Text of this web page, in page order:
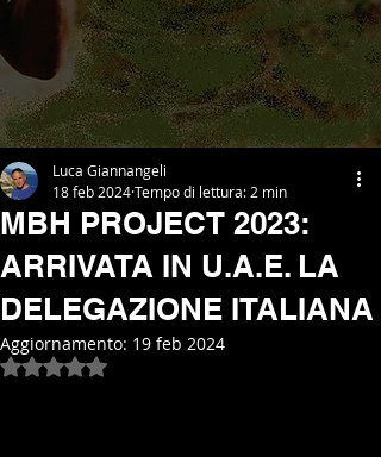
MBH PROJECT 2023:
ARRIVATA IN U.A.E. LA
DELEGAZIONE ITALIANA
Luca Giannangeli
18 feb 2024Tempo di lettura: 2 min
Aggiornamento: 19 feb 2024
Valutazione NaN stelle su 5.